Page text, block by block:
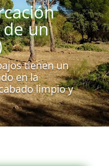
un
tienen un
en la
limpio y